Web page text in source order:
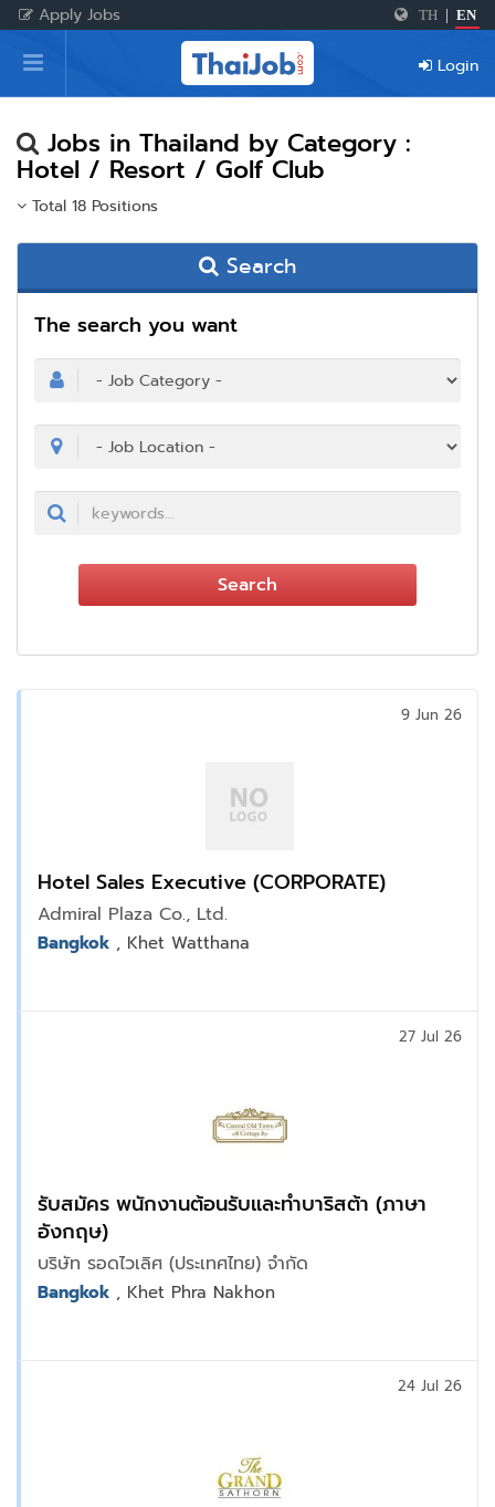
Apply Jobs TH EN
Home
Login
Register
Login
Jobs in Thailand by Category :
Hotel / Resort / Golf Club
Total 18 Positions
Search
The search you want
Search
Hotel Sales Executive (CORPORATE)
Admiral Plaza Co., Ltd.
9 Jun 26
Bangkok , Khet Watthana
รับสมัคร พนักงานต้อนรับและทำบาริสต้า (ภาษา
อังกฤษ)
บริษัท รอดไวเลิศ (ประเทศไทย) จำกัด
27 Jul 26
Bangkok , Khet Phra Nakhon
24 Jul 26